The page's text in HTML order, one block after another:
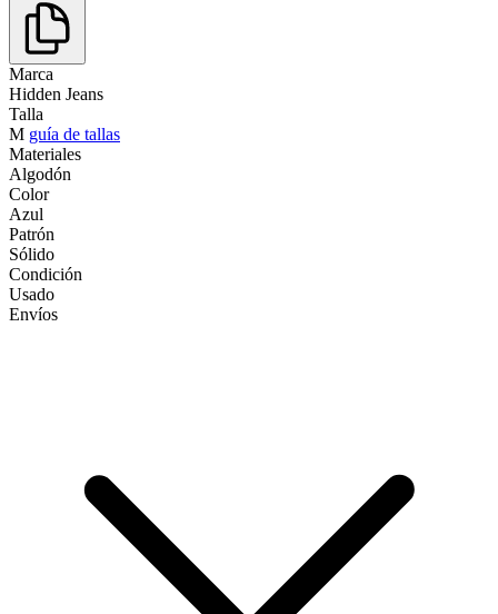
Marca
Hidden Jeans
Talla
M guía de tallas
Materiales
Algodón
Color
Azul
Patrón
Sólido
Condición
Usado
Envíos